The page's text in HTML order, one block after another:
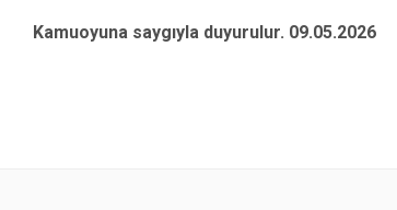
Kamuoyuna saygıyla duyurulur. 09.05.2026